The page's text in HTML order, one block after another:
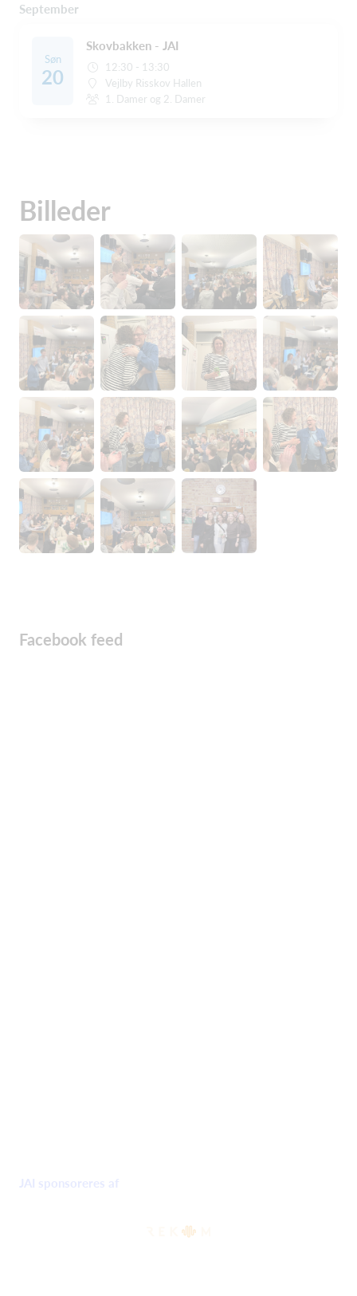
September
Søn
20
Skovbakken - JAI
12:30 - 13:30
Vejlby Risskov Hallen
1. Damer og 2. Damer
Billeder
Facebook feed
JAI sponsoreres af